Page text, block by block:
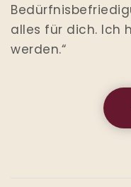
alles für dich. Ich
werden.“